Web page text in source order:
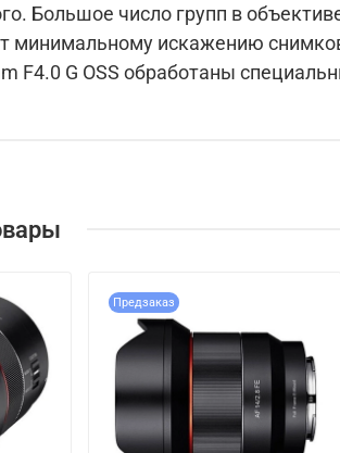
Большое число групп в
минимальному искажению
F4.0 G OSS обработаны
Предзаказ